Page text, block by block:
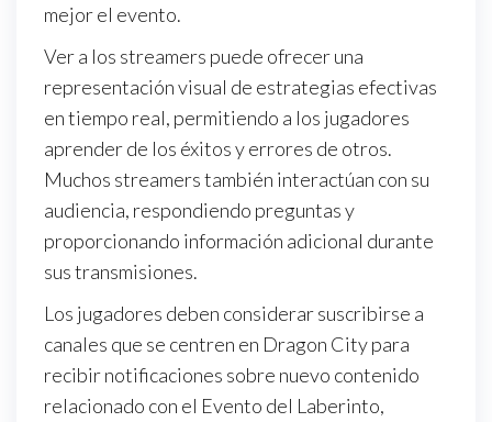
mejor el evento.
Ver a los streamers puede ofrecer una
representación visual de estrategias efectivas
en tiempo real, permitiendo a los jugadores
aprender de los éxitos y errores de otros.
Muchos streamers también interactúan con su
audiencia, respondiendo preguntas y
proporcionando información adicional durante
sus transmisiones.
Los jugadores deben considerar suscribirse a
canales que se centren en Dragon City para
recibir notificaciones sobre nuevo contenido
relacionado con el Evento del Laberinto,